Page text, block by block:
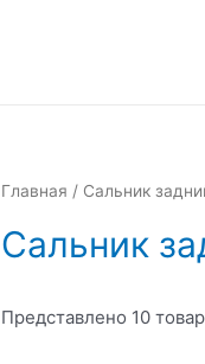
Главная / Сальник
Сальник
Представлено 10